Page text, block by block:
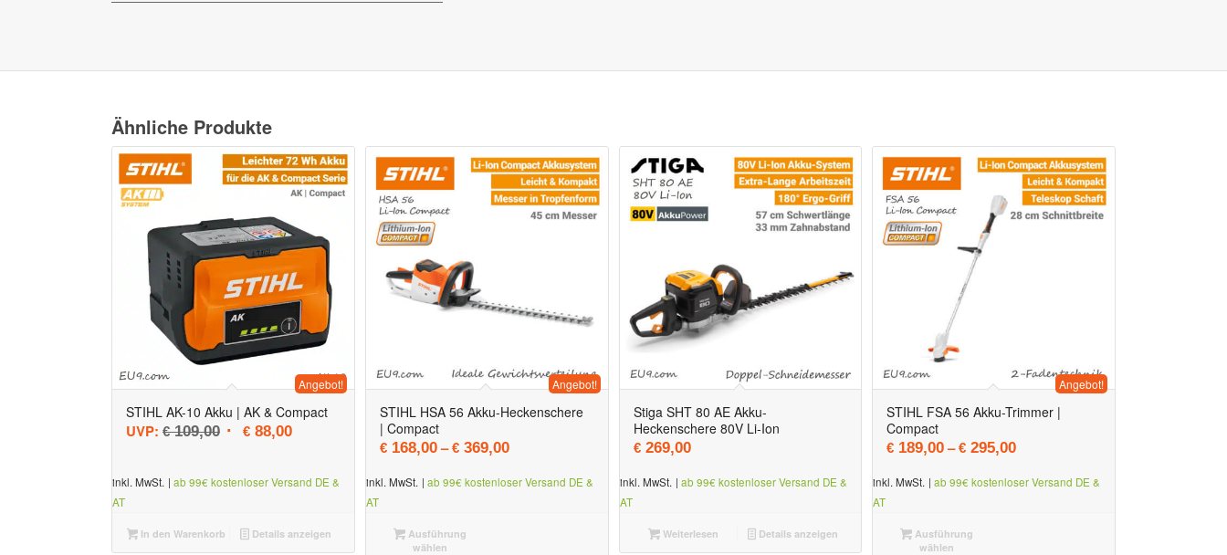
Ähnliche Produkte
STIHL AK-10 Akku | AK & Compact
UVP: €109,00 Ursprünglicher Preis war: € 109,00
€ 88,00Aktueller Preis ist: € 88,00.
Angebot!
inkl. MwSt. | ab 99€ kostenloser Versand DE &
AT
In den Warenkorb Details anzeigen
5.00
STIHL HSA 56 Akku-Heckenschere
| Compact
€168,00–€369,00
Angebot!
inkl. MwSt. | ab 99€ kostenloser Versand DE &
AT
Ausführung
wählen
5.00
Stiga SHT 80 AE Akku-
Heckenschere 80V Li-Ion
€269,00
inkl. MwSt. | ab 99€ kostenloser Versand DE &
AT
Weiterlesen Details anzeigen
5.00
STIHL FSA 56 Akku-Trimmer |
Compact
€ 189,00–€ 295,00
Angebot!
inkl. MwSt. |ab 99€ kostenloser Versand DE &
AT
Ausführung
wählen